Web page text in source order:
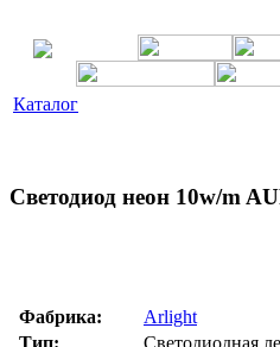
Каталог
Светодиод неон 10w/m
Фабрика:
Arlight
Тип:
Светодиодная